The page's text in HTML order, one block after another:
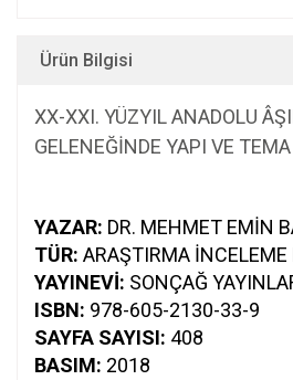
Ürün Bilgisi
XX-XXI. YÜZYIL ANADOLU
GELENEĞİNDE YAPI VE TEMA
YAZAR: DR. MEHMET EMIN
TÜR: ARAŞTIRMA İNCELEME
YAYINEVI: SONÇAĞ
ISBN: 978-605-2130-33-9
SAYFA SAYISI: 408
BASIM: 2018